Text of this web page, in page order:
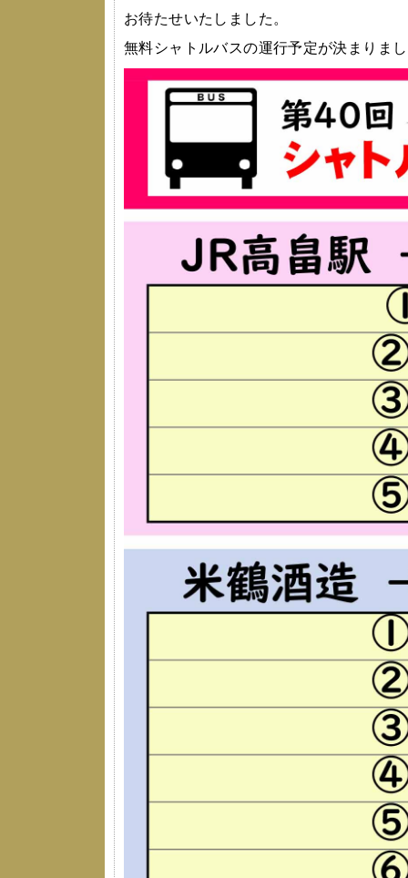
お待たせいたしました。
無料シャトルバスの運行予定が決まりま